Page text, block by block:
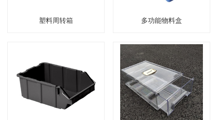
塑料周转箱 多功能物料盒